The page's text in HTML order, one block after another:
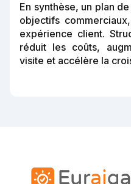
En synthèse, un plan
objectifs
expérience client.
réduit les coûts,
visite et accélère la